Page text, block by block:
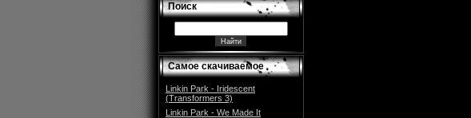
Поиск
Самое скачиваемое
Linkin Park - Iridescent
(Transformers 3)
Linkin Park - We Made It